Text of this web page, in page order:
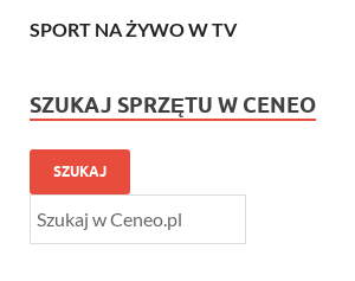
SPORT NA ŻYWO W TV
SZUKAJ SPRZĘTU W CENEO
SZUKAJ